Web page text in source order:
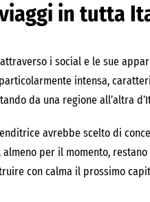
in tutta
i social e le sue
intensa,
da una regione all’altra
avrebbe scelto di
per il momento,
con calma il prossimo